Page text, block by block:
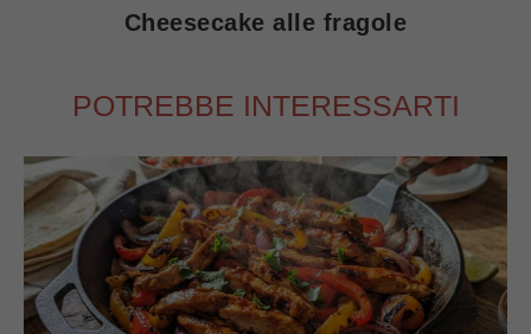
Cheesecake alle fragole
POTREBBE INTERESSARTI